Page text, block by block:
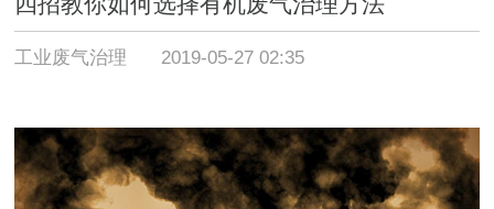
工业废气治理 2019-05-27 02:35